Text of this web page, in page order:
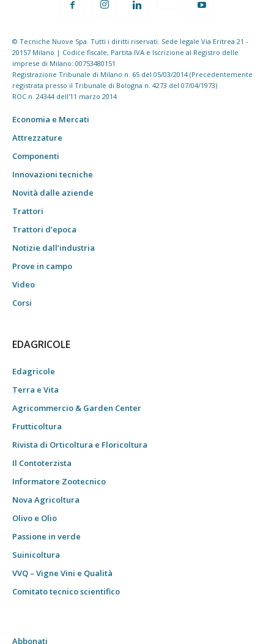
© Tecniche Nuove Spa. Tutti i diritti riservati. Sede legale Via Eritrea 21 -
20157 Milano | Codice fiscale, Partita IVA e Iscrizione al Registro delle
imprese di Milano: 00753480151
Registrazione Tribunale di Milano n. 65 del 05/03/2014 (Precedentemente
registrata presso il Tribunale di Bologna n. 4273 del 07/04/1973)
ROC n. 24344 dell'11 marzo 2014
Economia e Mercati
Attrezzature
Componenti
Innovazioni tecniche
Novità dalle aziende
Trattori
Trattori d’epoca
Notizie dall’industria
Prove in campo
Video
Corsi
EDAGRICOLE
Edagricole
Terra e Vita
Agricommercio & Garden Center
Frutticoltura
Rivista di Orticoltura e Floricoltura
Il Contoterzista
Informatore Zootecnico
Nova Agricoltura
Olivo e Olio
Passione in verde
Suinicoltura
VVQ – Vigne Vini e Qualità
Comitato tecnico scientifico
Abbonati